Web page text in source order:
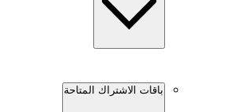
باقات الاشتراك المتاحة